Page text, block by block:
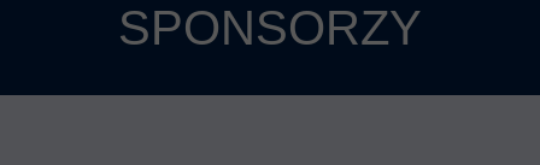
SPONSORZY